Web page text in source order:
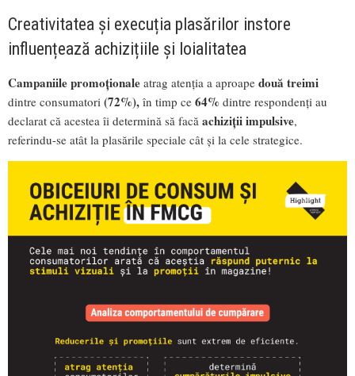
Creativitatea și execuția plasărilor instore
influențează achizițiile și loialitatea
Campaniile promoționale atrag atenția a aproape două treimi
dintre consumatori (72%), în timp ce 64% dintre respondenți au
declarat că acestea îi determină să facă achiziții impulsive,
referindu-se atât la plasările speciale cât și la cele strategice.